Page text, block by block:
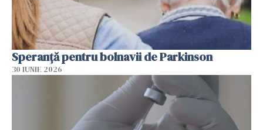
Speranță pentru bolnavii de Parkinson
30 IUNIE 2026